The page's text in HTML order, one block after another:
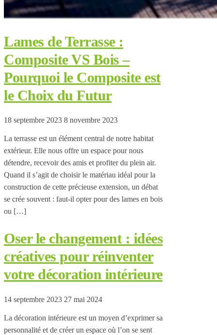
Lames de Terrasse :
Composite VS Bois –
Pourquoi le Composite est
le Choix du Futur
18 septembre 2023 8 novembre 2023
La terrasse est un élément central de notre habitat
extérieur. Elle nous offre un espace pour nous
détendre, recevoir des amis et profiter du plein air.
Quand il s’agit de choisir le matériau idéal pour la
construction de cette précieuse extension, un débat
se crée souvent : faut-il opter pour des lames en bois
ou […]
Oser le changement : idées
créatives pour réinventer
votre décoration intérieure
14 septembre 2023 27 mai 2024
La décoration intérieure est un moyen d’exprimer sa
personnalité et de créer un espace où l’on se sent